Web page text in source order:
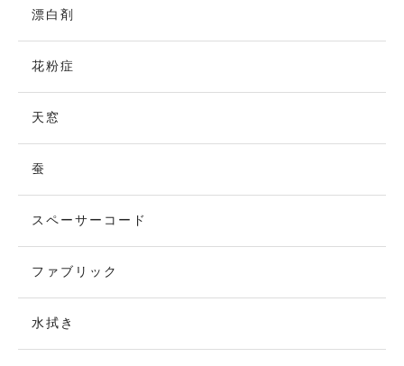
漂白剤
花粉症
天窓
蚕
スペーサーコード
ファブリック
水拭き